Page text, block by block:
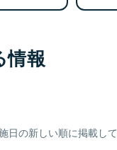
情報
の新しい順に掲載して